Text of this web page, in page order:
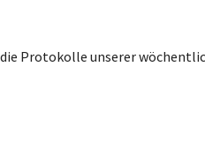
Protokolle unserer